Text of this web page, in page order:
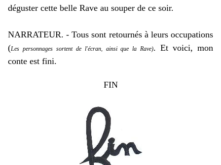
déguster cette belle Rave au souper de ce soir.
NARRATEUR. - Tous sont retournés à leurs occupations
(Les personnages sortent de l'écran, ainsi que la Rave). Et voici, mon
conte est fini.
FIN